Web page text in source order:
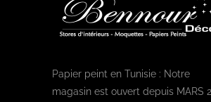
Papier peint en Tunisie : Notre
magasin est ouvert depuis MARS